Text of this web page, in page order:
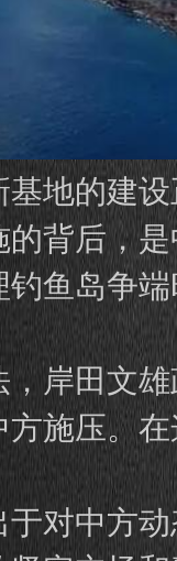
地的建
背后，
鱼岛争
岸田文
施压。
对中方